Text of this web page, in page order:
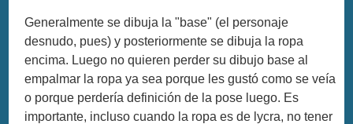
Generalmente se dibuja la "base" (el personaje
desnudo, pues) y posteriormente se dibuja la ropa
encima. Luego no quieren perder su dibujo base al
empalmar la ropa ya sea porque les gustó como se veía
o porque perdería definición de la pose luego. Es
importante, incluso cuando la ropa es de lycra, no tener